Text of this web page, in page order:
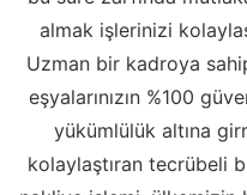
almak işlerinizi
Uzman bir kadroya
eşyalarınızın %100
yükümlülük altına
kolaylaştıran tecrübeli